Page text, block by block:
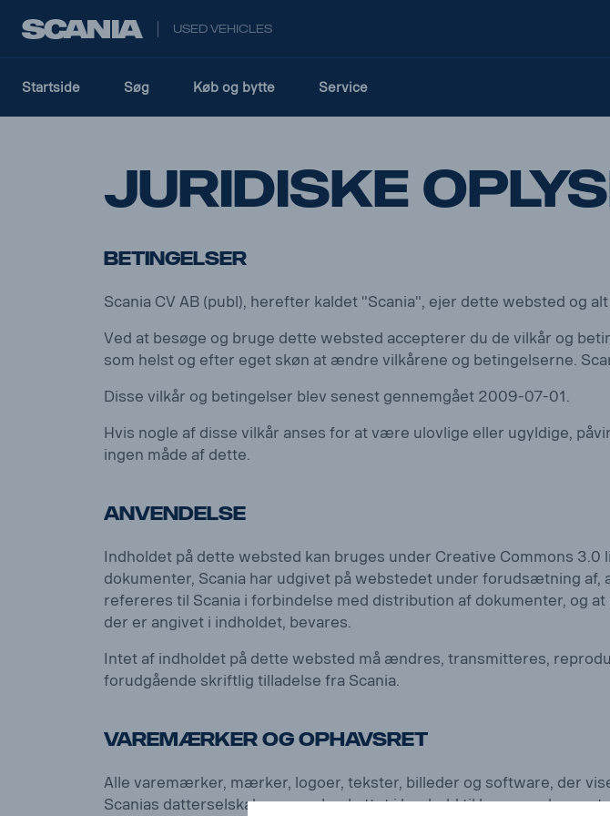
USED VEHICLES
Startside Søg Køb og bytte Service
Juridiske
Betingelser
Scania CV AB (publ), herefter kaldet "Scania", ejer dette websted og
Ved at besøge og bruge dette websted accepterer du de vilkår og
som helst og efter eget skøn at ændre vilkårene og betingelserne.
Disse vilkår og betingelser blev senest gennemgået 2009-07-01.
Hvis nogle af disse vilkår anses for at være ulovlige eller ugyldige,
ingen måde af dette.
Anvendelse
Indholdet på dette websted kan bruges under Creative Commons
dokumenter, Scania har udgivet på webstedet under forudsætning
refereres til Scania i forbindelse med distribution af dokumenter, og
der er angivet i indholdet, bevares.
Intet af indholdet på dette websted må ændres, transmitteres,
forudgående skriftlig tilladelse fra Scania.
Varemærker og ophavsret
Alle varemærker, mærker, logoer, tekster, billeder og software, der
Scanias datterselskaber og er beskyttet i henhold til lov om ophavsret.